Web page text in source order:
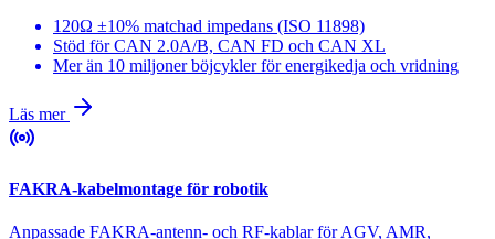
120Ω ±10% matchad impedans (ISO 11898)
Stöd för CAN 2.0A/B, CAN FD och CAN XL
Mer än 10 miljoner böjcykler för energikedja och vridning
Läs mer
FAKRA-kabelmontage för robotik
Anpassade FAKRA-antenn- och RF-kablar för AGV, AMR,